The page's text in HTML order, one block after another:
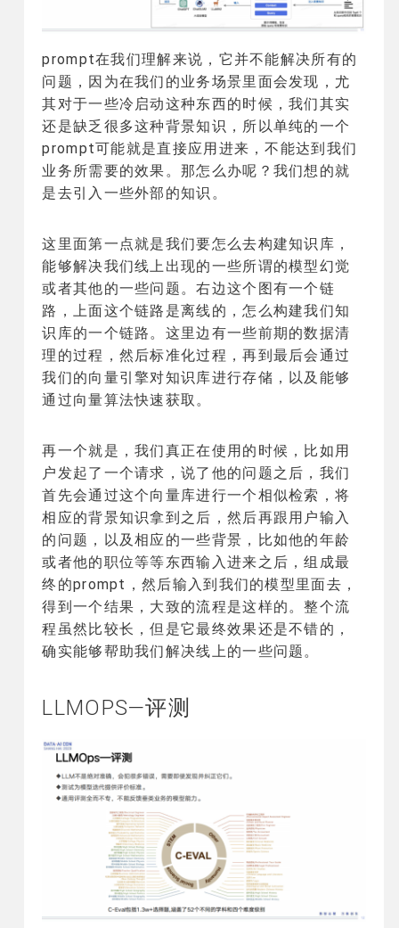
prompt在我们理解来说，它并不能解决所有的
问题，因为在我们的业务场景里面会发现，尤
其对于一些冷启动这种东西的时候，我们其实
还是缺乏很多这种背景知识，所以单纯的一个
prompt可能就是直接应用进来，不能达到我们
业务所需要的效果。那怎么办呢？我们想的就
是去引入一些外部的知识。
这里面第一点就是我们要怎么去构建知识库，
能够解决我们线上出现的一些所谓的模型幻觉
或者其他的一些问题。右边这个图有一个链
路，上面这个链路是离线的，怎么构建我们知
识库的一个链路。这里边有一些前期的数据清
理的过程，然后标准化过程，再到最后会通过
我们的向量引擎对知识库进行存储，以及能够
通过向量算法快速获取。
再一个就是，我们真正在使用的时候，比如用
户发起了一个请求，说了他的问题之后，我们
首先会通过这个向量库进行一个相似检索，将
相应的背景知识拿到之后，然后再跟用户输入
的问题，以及相应的一些背景，比如他的年龄
或者他的职位等等东西输入进来之后，组成最
终的prompt，然后输入到我们的模型里面去，
得到一个结果，大致的流程是这样的。整个流
程虽然比较长，但是它最终效果还是不错的，
确实能够帮助我们解决线上的一些问题。
LLMOPS—评测